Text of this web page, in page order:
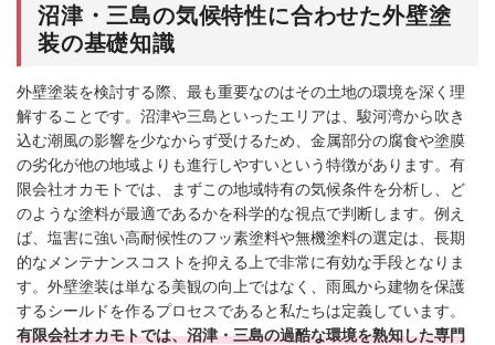
沼津・三島の気候特性に合わせた外壁塗
装の基礎知識
外壁塗装を検討する際、最も重要なのはその土地の環境を深く理
解することです。沼津や三島といったエリアは、駿河湾から吹き
込む潮風の影響を少なからず受けるため、金属部分の腐食や塗膜
の劣化が他の地域よりも進行しやすいという特徴があります。有
限会社オカモトでは、まずこの地域特有の気候条件を分析し、ど
のような塗料が最適であるかを科学的な視点で判断します。例え
ば、塩害に強い高耐候性のフッ素塗料や無機塗料の選定は、長期
的なメンテナンスコストを抑える上で非常に有効な手段となりま
す。外壁塗装は単なる美観の向上ではなく、雨風から建物を保護
するシールドを作るプロセスであると私たちは定義しています。
有限会社オカモトでは、沼津・三島の過酷な環境を熟知した専門